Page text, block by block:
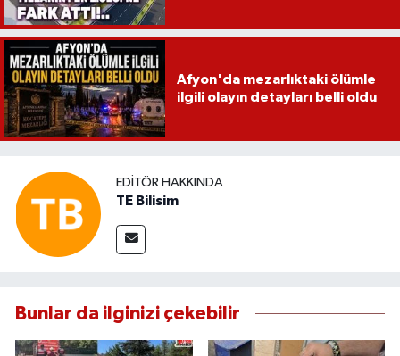
Afyon'da mezarlıktaki ölümle
ilgili olayın detayları belli oldu
EDITÖR HAKKINDA
TE Bilisim
Bunlar da ilginizi çekebilir